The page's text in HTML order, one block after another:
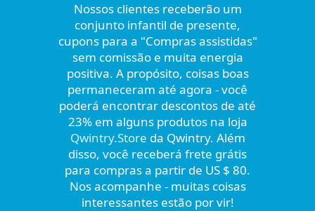
Nossos clientes receberão um
conjunto infantil de presente,
cupons para a "Compras assistidas"
sem comissão e muita energia
positiva. A propósito, coisas boas
permaneceram até agora - você
poderá encontrar descontos de até
23% em alguns produtos na loja
Qwintry.Store da Qwintry. Além
disso, você receberá frete grátis
para compras a partir de US $ 80.
Nos acompanhe - muitas coisas
interessantes estão por vir!